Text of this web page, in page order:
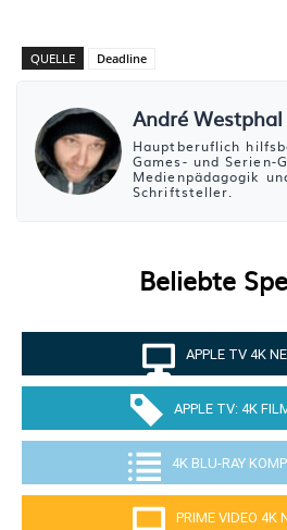
QUELLE Deadline
André Westphal
Hauptberuflich
Games- und Serien-
Medienpädagogik
Schriftsteller.
Beliebte
APPLE TV 4K
APPLE TV: 4K
4K BLU-RAY
PRIME VIDEO 4K